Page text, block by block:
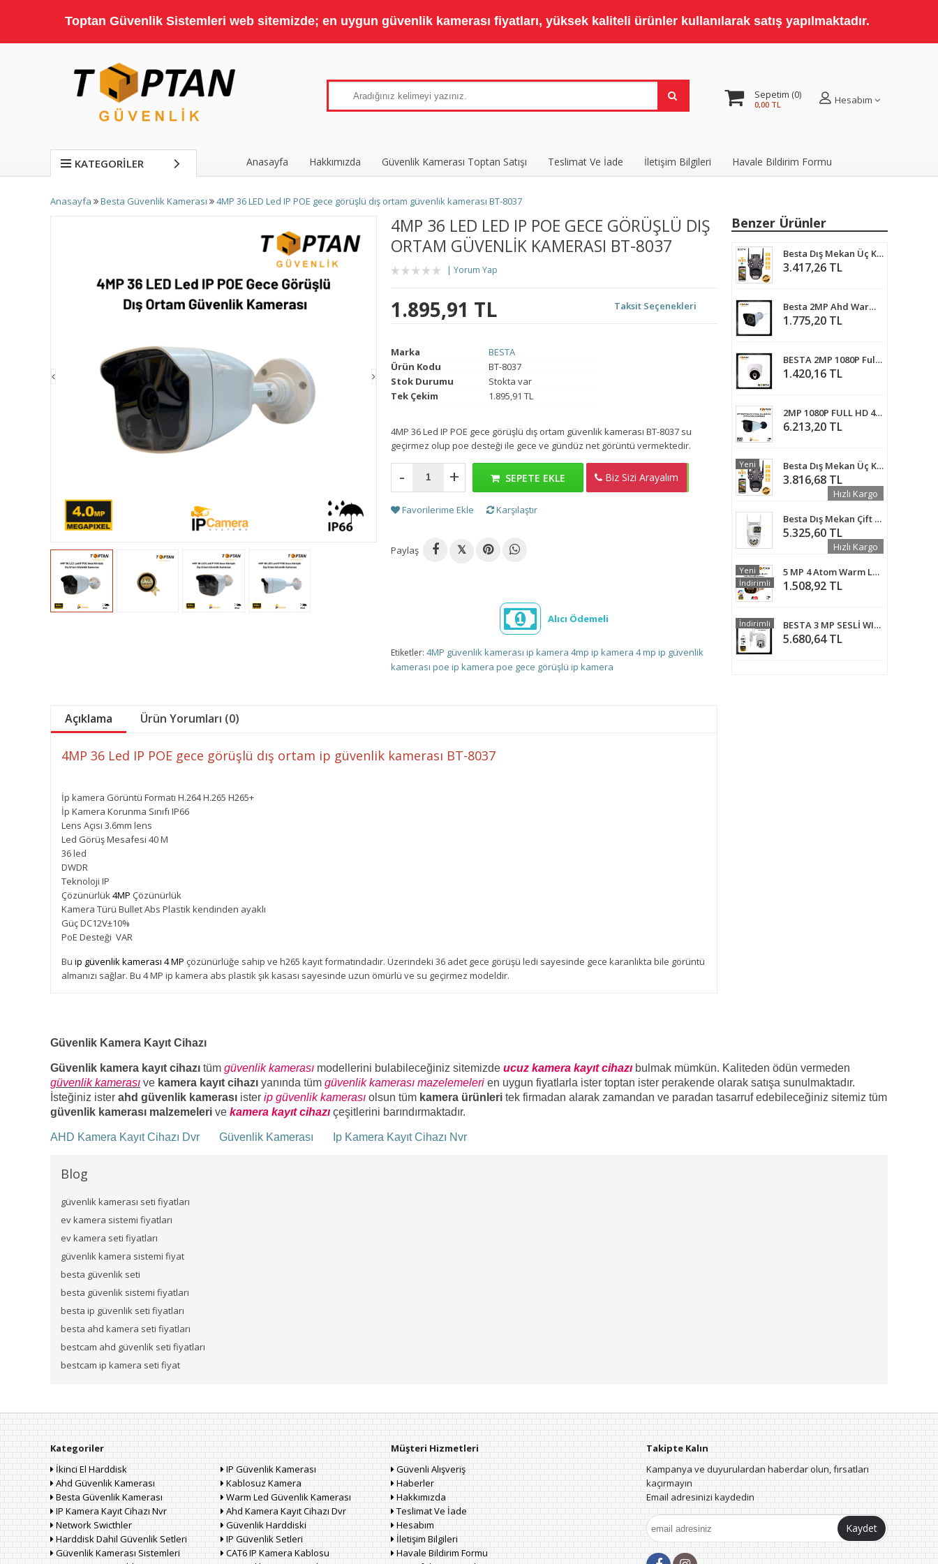
Toptan Güvenlik Sistemleri web sitemizde; en uygun güvenlik kamerası fiyatları, yüksek kaliteli ürünler kullanılarak satış yapılmaktadır.
Sepetim 0
0,00 TL Hesabım
KATEGORILER Anasayfa Hakkımızda Güvenlik Kamerası Toptan Satışı Teslimat Ve İade İletişim Bilgileri Havale Bildirim Formu
Anasayfa Besta Güvenlik Kamerası 4MP 36 LED Led IP POE gece görüşlü dış ortam güvenlik kamerası BT-8037
4MP 36 LED LED IP POE GECE GÖRÜŞLÜ DIŞ
ORTAM GÜVENLIK KAMERASI BT-8037
Yorum Yap
1.895,91 TL Taksit Seçenekleri
Marka
BESTA
Ürün Kodu
BT-8037
Stok Durumu
Stokta var
Tek Çekim
1.895,91 TL
4MP 36 Led IP POE gece görüşlü dış ortam güvenlik kamerası BT-8037 su
geçirmez olup poe desteği ile gece ve gündüz net görüntü vermektedir.
- + SEPETE EKLE HEMEN AL
Favorilerime Ekle Karşılaştır
Biz Sizi Arayalım
Paylaş 𝕏
Alıcı Ödemeli
Etiketler: 4MP güvenlik kamerası ip kamera 4mp ip kamera 4 mp ip güvenlik
kamerası poe ip kamera poe gece görüşlü ip kamera
Açıklama Ürün Yorumları (0)
4MP 36 Led IP POE gece görüşlü dış ortam ip güvenlik kamerası BT-8037
İp kamera Görüntü Formatı H.264 H.265 H265+
İp Kamera Korunma Sınıfı IP66
Lens Açısı 3.6mm lens
Led Görüş Mesafesi 40 M
36 led
DWDR
Teknoloji IP
Çözünürlük4MP Çözünürlük
Kamera Türü Bullet Abs Plastik kendinden ayaklı
Güç DC12V±10%
PoE Desteği VAR
Bu ip güvenlik kamerası 4 MP çözünürlüğe sahip ve h265 kayıt formatındadır. Üzerindeki 36 adet gece görüşü ledi sayesinde gece karanlıkta bile görüntü
almanızı sağlar. Bu 4 MP ip kamera abs plastik şık kasası sayesinde uzun ömürlü ve su geçirmez modeldir.
Benzer Ürünler
Besta Dış Mekan Üç Kameralı Gece Görüşlü Full Hd Ip Akıllı Güvenlik Kamerası PTZ GÜVENLİK KAMERASI BB-173510
3.417,26 TL
Besta 2MP Ahd Warm Led Full HD 1080P Bullet Güvenlik Kamerası KD-9139
1.775,20 TL
BESTA 2MP 1080P Full HD 6 Atom Gizli Led Ahd Dome Kamera BT-6329
1.420,16 TL
2MP 1080P FULL HD 42 IR LED SES DESTEKLİ IP POE GÜVENLİK KAMERASI BT-5271
6.213,20 TL
Besta Dış Mekan Üç Kameralı Gece Görüşlü Full Hd Ip Akıllı Güvenlik Kamerası PTZ GÜVENLİK KAMERASI BB-1735
3.816,68 TL
Yeni
Hızlı Kargo
Besta Dış Mekan Çift Kameralı Gece Görüşlü Full Hd Ip Akıllı Güvenlik Kamerası PTZ GÜVENLİK KAMERASI BB-1723
5.325,60 TL
Hızlı Kargo
5 MP 4 Atom Warm Led Sesli AHD Bullet Güvenlik Kamerası BT-1504
1.508,92 TL
Yeni
İndirimli
BESTA 3 MP SESLİ WIFI ÖZELLİKLİ PTZ MİNİ SPEED DOME GÜVENLİK KAMERASI BT-1703
5.680,64 TL
İndirimli
Güvenlik Kamera Kayıt Cihazı
Güvenlik kamera kayıt cihazı tüm güvenlik kamerası modellerini bulabileceğiniz sitemizde ucuz kamera kayıt cihazı bulmak mümkün. Kaliteden ödün vermeden
güvenlik kamerası ve kamera kayıt cihazı yanında tüm güvenlik kamerası mazelemeleri en uygun fiyatlarla ister toptan ister perakende olarak satışa sunulmaktadır.
İsteğiniz ister ahd güvenlik kamerası ister ip güvenlik kamerası olsun tüm kamera ürünleri tek firmadan alarak zamandan ve paradan tasarruf edebileceğiniz sitemiz tüm
güvenlik kamerası malzemeleri ve kamera kayıt cihazı çeşitlerini barındırmaktadır.
AHD Kamera Kayıt Cihazı Dvr Güvenlik Kamerası Ip Kamera Kayıt Cihazı Nvr
Blog
güvenlik kamerası seti fiyatları
ev kamera sistemi fiyatları
ev kamera seti fiyatları
güvenlik kamera sistemi fiyat
besta güvenlik seti
besta güvenlik sistemi fiyatları
besta ip güvenlik seti fiyatları
besta ahd kamera seti fiyatları
bestcam ahd güvenlik seti fiyatları
bestcam ip kamera seti fiyat
Kategoriler
İkinci El Harddisk
IP Güvenlik Kamerası
Ahd Güvenlik Kamerası
Kablosuz Kamera
Besta Güvenlik Kamerası
Warm Led Güvenlik Kamerası
IP Kamera Kayıt Cihazı Nvr
Ahd Kamera Kayıt Cihazı Dvr
Network Swicthler
Güvenlik Harddiski
Harddisk Dahil Güvenlik Setleri
IP Güvenlik Setleri
Güvenlik Kamerası Sistemleri
CAT6 IP Kamera Kablosu
Müşteri Hizmetleri
Güvenli Alışveriş
Haberler
Hakkımızda
Teslimat Ve İade
Hesabım
İletişim Bilgileri
Havale Bildirim Formu
Takipte Kalın
Kampanya ve duyurulardan haberdar olun, fırsatları
kaçırmayın
Email adresinizi kaydedin
Kaydet